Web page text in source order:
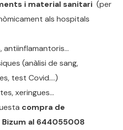
i material sanitari (per
als hospitals
antiinflamantoris…
(anàlisi de sang,
test Covid….)
xeringues…
compra de
al 644055008